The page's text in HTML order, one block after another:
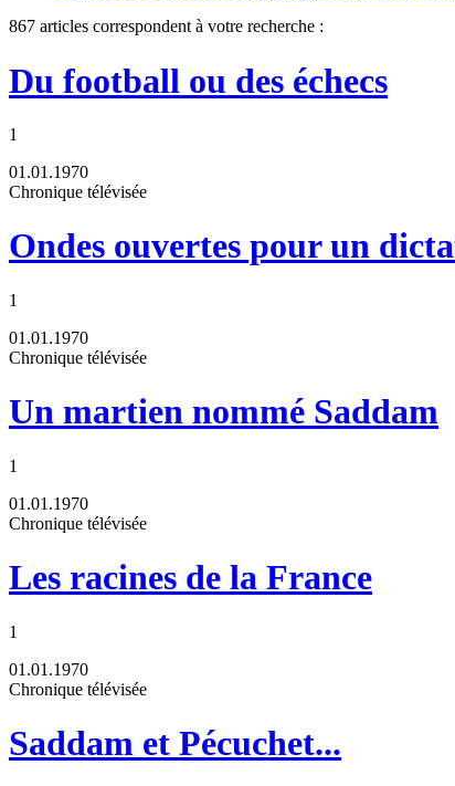
867 articles correspondent à votre recherche :
Du football ou des échecs
1
01.01.1970
Chronique télévisée
Ondes ouvertes pour un
1
01.01.1970
Chronique télévisée
Un martien nommé Saddam
1
01.01.1970
Chronique télévisée
Les racines de la France
1
01.01.1970
Chronique télévisée
Saddam et Pécuchet...